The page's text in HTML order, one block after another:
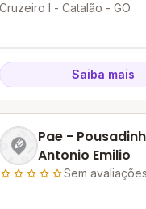
Cruzeiro I - Catalão - GO
Saiba mais
Pae -
Antonio Emilio
Sem avaliações